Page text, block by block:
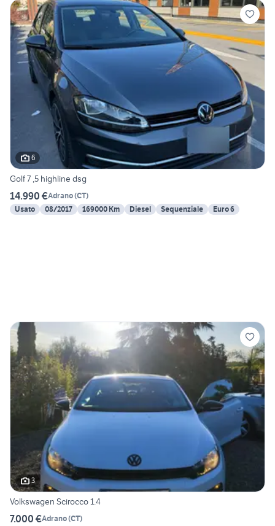
6
Golf 7 ,5 highline dsg
14.990 €Adrano(CT)
Usato
08/2017 169000 Km Diesel Sequenziale Euro 6
3
Volkswagen Scirocco 1.4
7.000 €Adrano(CT)